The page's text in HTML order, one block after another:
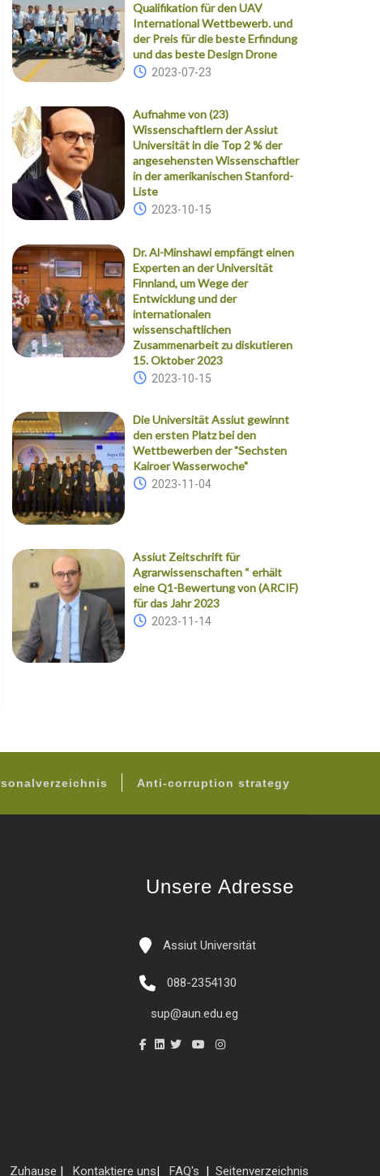
Qualifikation für den UAV
International Wettbewerb. und
der Preis für die beste Erfindung
und das beste Design Drone
2023-07-23
Aufnahme von (23)
Wissenschaftlern der Assiut
Universität in die Top 2 % der
angesehensten Wissenschaftler
in der amerikanischen Stanford-
Liste
2023-10-15
Dr. Al-Minshawi empfängt einen
Experten an der Universität
Finnland, um Wege der
Entwicklung und der
internationalen
wissenschaftlichen
Zusammenarbeit zu diskutieren
15. Oktober 2023
2023-10-15
Die Universität Assiut gewinnt
den ersten Platz bei den
Wettbewerben der "Sechsten
Kairoer Wasserwoche"
2023-11-04
Assiut Zeitschrift für
Agrarwissenschaften “ erhält
eine Q1-Bewertung von (ARCIF)
für das Jahr 2023
2023-11-14
Anti-corruption strategy
Unsere Adresse
Assiut Universität
088-2354130
sup@aun.edu.eg
Seitenverzeichnis
|
FAQ's
|
Kontaktiere uns
|
Zuhause